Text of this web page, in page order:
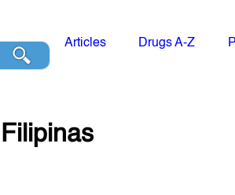
Articles Drugs A-Z
Filipinas